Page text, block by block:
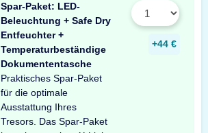
Spar-Paket: LED-
Beleuchtung + Safe Dry
Entfeuchter +
Temperaturbeständige
Dokumententasche
Praktisches Spar-Paket
für die optimale
Ausstattung Ihres
Tresors. Das Spar-Paket
+44 €